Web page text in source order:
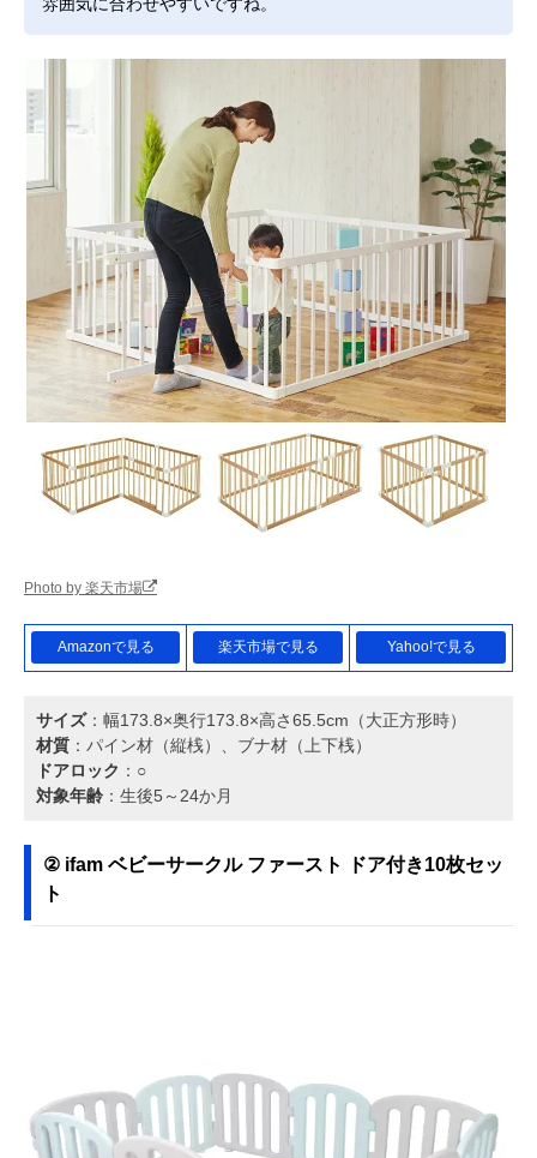
Photo by 楽天市場
Amazonで見る 楽天市場で見る Yahoo!で見る
サイズ：幅173.8×奥行173.8×高さ65.5cm（大正方形時）
材質 ：パイン材（縦桟）、ブナ材（上下桟）
ドアロック ：○
対象年齢 ：生後5～24か月
② ifam ベビーサークル ファースト ドア付き10枚セッ
ト